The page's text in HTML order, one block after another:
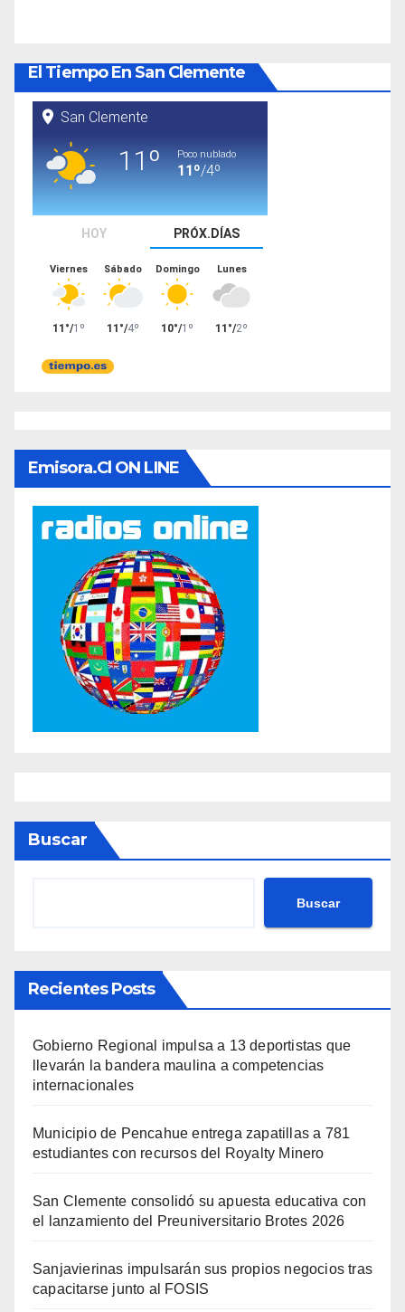
El Tiempo En San Clemente
Emisora.cl ON LINE
Buscar
Buscar
Recientes Posts
Gobierno Regional impulsa a 13 deportistas que
llevarán la bandera maulina a competencias
internacionales
Municipio de Pencahue entrega zapatillas a 781
estudiantes con recursos del Royalty Minero
San Clemente consolidó su apuesta educativa con
el lanzamiento del Preuniversitario Brotes 2026
Sanjavierinas impulsarán sus propios negocios tras
capacitarse junto al FOSIS